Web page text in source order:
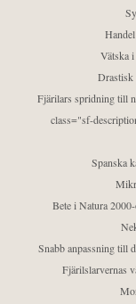
Vätska
Drastisk
Fjärilars spridning till
class="sf-
Spanska
Bete i Natura
Snabb anpassning till
Fjärilslarvernas